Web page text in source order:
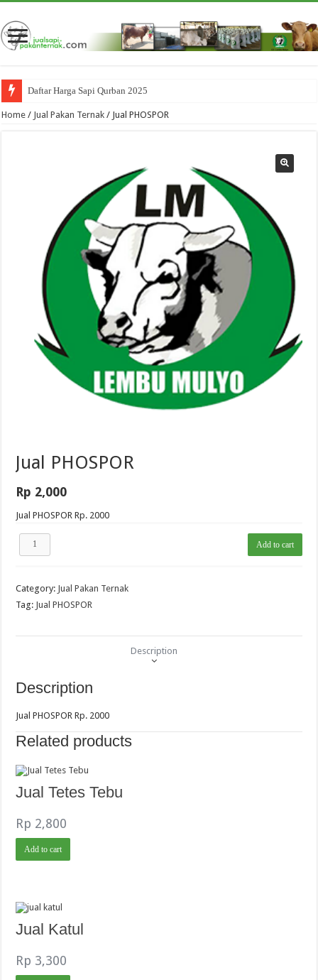
Daftar Harga Sapi Qurban 2025
Home / Jual Pakan Ternak / Jual PHOSPOR
Jual PHOSPOR
Rp 2,000
Jual PHOSPOR Rp. 2000
Jual
Add to cart
Category: Jual Pakan Ternak
Tag: Jual PHOSPOR
Description
Description
Jual PHOSPOR Rp. 2000
Related products
Jual Tetes Tebu
Rp 2,800
Add to cart
Jual Katul
Rp 3,300